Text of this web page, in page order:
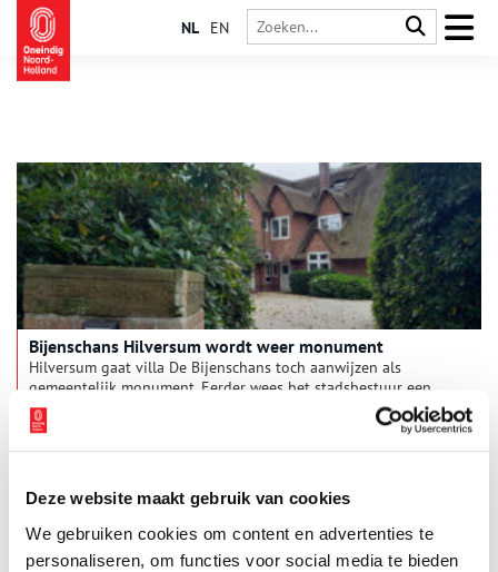
Deze website maakt gebruik van cookies
We gebruiken cookies om content en advertenties te
personaliseren, om functies voor social media te bieden
NL EN
Bijenschans Hilversum wordt weer monument
Hilversum gaat villa De Bijenschans toch aanwijzen als
gemeentelijk monument. Eerder wees het stadsbestuur een
monumentenaanvraag af. Erfgoedvereniging Heemschut ging
met het Cuypersgenootschap (CG), de Hilversumse Historische
Kring Albertus Perk en de Nederlandse Tuinen Stichting (NTS)
spraken zich uit. Samen hebben de bezwaarmakers sloop van
de historische villa en monumentale tuin althans voorlopig
kunnen voorkomen. De eigenaren gaan tegen het besluit in
beroep.